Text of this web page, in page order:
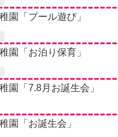
園「プール遊び」
園「お泊り保育」
園「7.8月お誕生会」
園「お誕生会」